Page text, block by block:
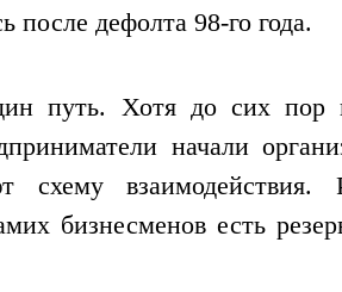
после дефолта 98-го года.
путь. Хотя до сих пор
начали
схему взаимодействия.
бизнесменов есть